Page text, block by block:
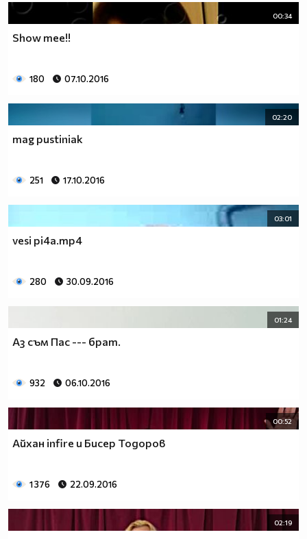
00:34
Show mee!!
180 07.10.2016
02:20
mag pustiniak
251 17.10.2016
03:01
vesi pi4a.mp4
280 30.09.2016
01:24
Аз съм Пас --- брат.
932 06.10.2016
00:52
Айхан infire и Бисер Тодоров
1 376 22.09.2016
02:19